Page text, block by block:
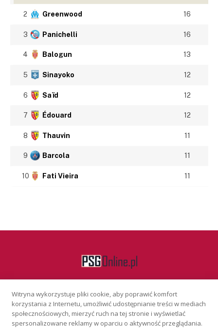
2 Greenwood 16
3 Panichelli 16
4 Balogun 13
5 Sinayoko 12
6 Saïd 12
7 Édouard 12
8 Thauvin 11
9 Barcola 11
10 Fati Vieira 11
Facebook
KONTAKT REKLAMA POLITYKA PRYWATNOŚCI
Witryna wykorzystuje pliki cookie, aby poprawić komfort
korzystania z Internetu, umożliwić udostępnianie treści w mediach
społecznościowych, mierzyć ruch na tej stronie i wyświetlać
spersonalizowane reklamy w oparciu o aktywność przeglądania.